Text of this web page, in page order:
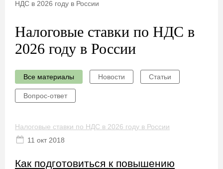
НДС в 2026 году в России
Налоговые ставки по НДС в
2026 году в России
Все материалы Новости Статьи
Вопрос-ответ
Налоговые ставки по НДС в 2026 году в России
11 окт 2018
Как подготовиться к повышению